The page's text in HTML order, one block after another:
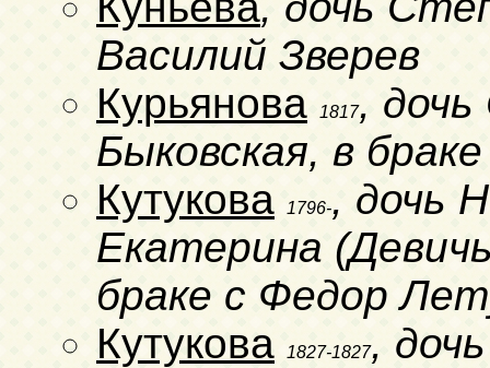
Василий Зверев
Курьянова
1817,
Быковская, в
Кутукова
1796-, дочь
Екатерина
браке с Федор
Кутукова
1827-1827,